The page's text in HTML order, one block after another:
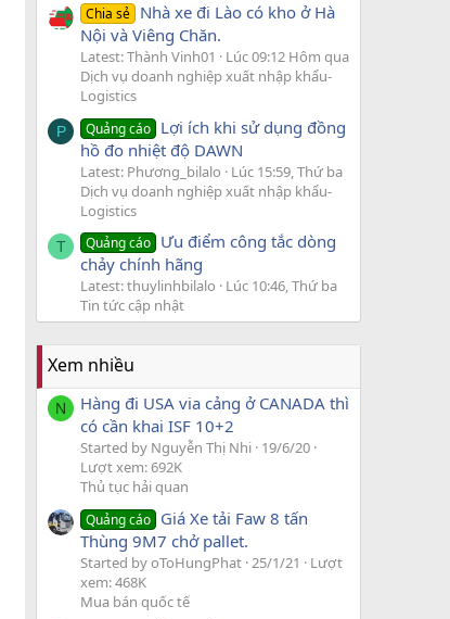
Chia sẻ Nhà xe đi Lào có kho ở Hà
Nội và Viêng Chăn.
Latest: Thành Vinh01
Lúc 09:12 Hôm qua
Dịch vụ doanh nghiệp xuất nhập khẩu-
Logistics
P Quảng cáo Lợi ích khi sử dụng đồng
hồ đo nhiệt độ DAWN
Latest: Phương_bilalo
Lúc 15:59, Thứ ba
Dịch vụ doanh nghiệp xuất nhập khẩu-
Logistics
T Quảng cáo Ưu điểm công tắc dòng
chảy chính hãng
Latest: thuylinhbilalo
Lúc 10:46, Thứ ba
Tin tức cập nhật
Xem nhiều
N
Hàng đi USA via cảng ở CANADA thì
có cần khai ISF 10+2
Started by Nguyễn Thị Nhi 19/6/20
Lượt xem: 692K
Thủ tục hải quan
Quảng cáo Giá Xe tải Faw 8 tấn
Thùng 9M7 chở pallet.
Started by oToHungPhat 25/1/21
Lượt
xem: 468K
Mua bán quốc tế